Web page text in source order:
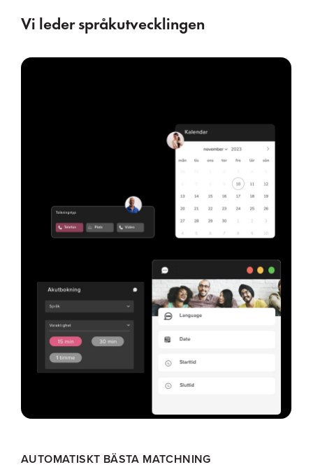
Vi leder språkutvecklingen
AUTOMATISKT BÄSTA MATCHNING